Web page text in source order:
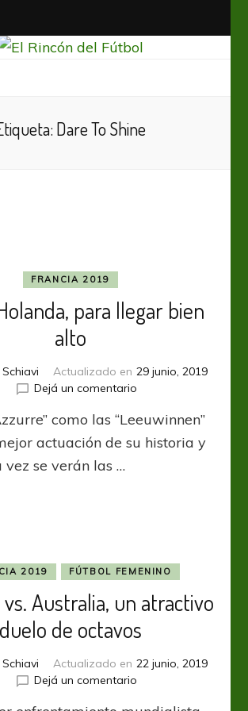
Dare To Shine
FRANCIA 2019
para llegar bien
alto
Actualizado en 29 junio, 2019
Dejá un comentarioen
y
Holanda,
como las “Leeuwinnen”
actuación de su historia y
se verán las …
2019 FÚTBOL FEMENINO
Australia, un atractivo
duelo de octavos
Actualizado en 22 junio, 2019
Dejá un comentarioen